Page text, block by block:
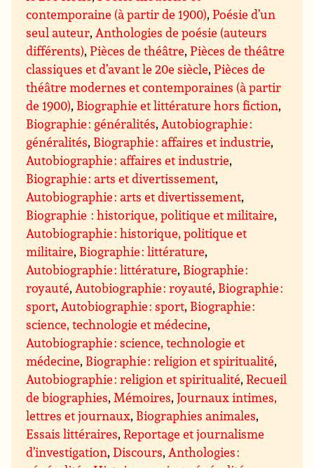
contemporaine (à partir de 1900),Poésie d’un
seul auteur,Anthologies de poésie (auteurs
différents),Pièces de théâtre,Pièces de théâtre
classiques et d’avant le 20e siècle,Pièces de
théâtre modernes et contemporaines (à partir
de 1900), Biographie et littérature hors fiction,
Biographie : généralités,Autobiographie :
généralités, Biographie : affaires et industrie,
Autobiographie : affaires et industrie,
Biographie : arts et divertissement,
Autobiographie : arts et divertissement,
Biographie : historique, politique et militaire,
Autobiographie : historique, politique et
militaire, Biographie : littérature,
Autobiographie : littérature, Biographie :
royauté,Autobiographie : royauté, Biographie :
sport,Autobiographie : sport, Biographie :
science, technologie et médecine,
Autobiographie : science, technologie et
médecine, Biographie : religion et spiritualité,
Autobiographie : religion et spiritualité,Recueil
de biographies,Mémoires,Journaux intimes,
lettres et journaux, Biographies animales,
Essais littéraires,Reportage et journalisme
d’investigation,Discours,Anthologies :